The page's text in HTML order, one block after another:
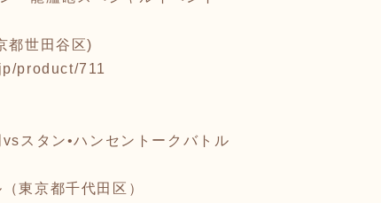
都世田谷区)
product/711
スタン•ハンセントークバトル
東京都千代田区）